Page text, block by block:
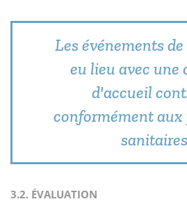
Les événements
eu lieu avec une
d'accueil
conformément aux
3.2. ÉVALUATION